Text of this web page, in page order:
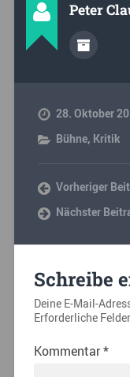
Peter
28. Oktober
Bühne, Kritik
Vorheriger
Nächster
Schreibe
Deine E-Mail-
Erforderliche
Kommentar*